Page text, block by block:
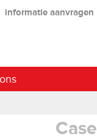
informatie aanvragen
Case